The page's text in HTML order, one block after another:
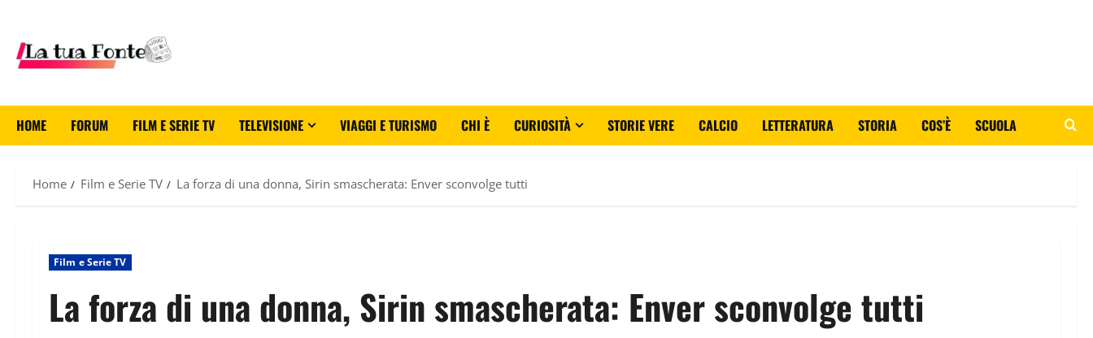
HOME FORUM FILM E SERIE TV TELEVISIONE VIAGGI E TURISMO CHI È CURIOSITÀ STORIE VERE CALCIO LETTERATURA STORIA COS’È SCUOLA
Home Film e Serie TV La forza di una donna, Sirin smascherata: Enver sconvolge tutti
Film e Serie TV
La forza di una donna, Sirin smascherata: Enver sconvolge tutti